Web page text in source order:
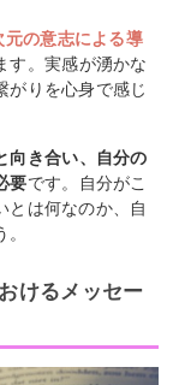
元の意志による導
す。実感が湧かな
がりを心身で感じ
向き合い、自分の
要です。自分がこ
とは何なのか、自
けるメッセー